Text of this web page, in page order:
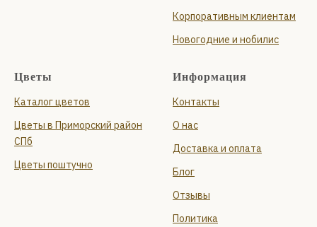
Корпоративным клиентам
Новогодние и нобилис
Цветы
Каталог цветов
Цветы в Приморский район
СПб
Цветы поштучно
Информация
Контакты
О нас
Доставка и оплата
Блог
Отзывы
Политика